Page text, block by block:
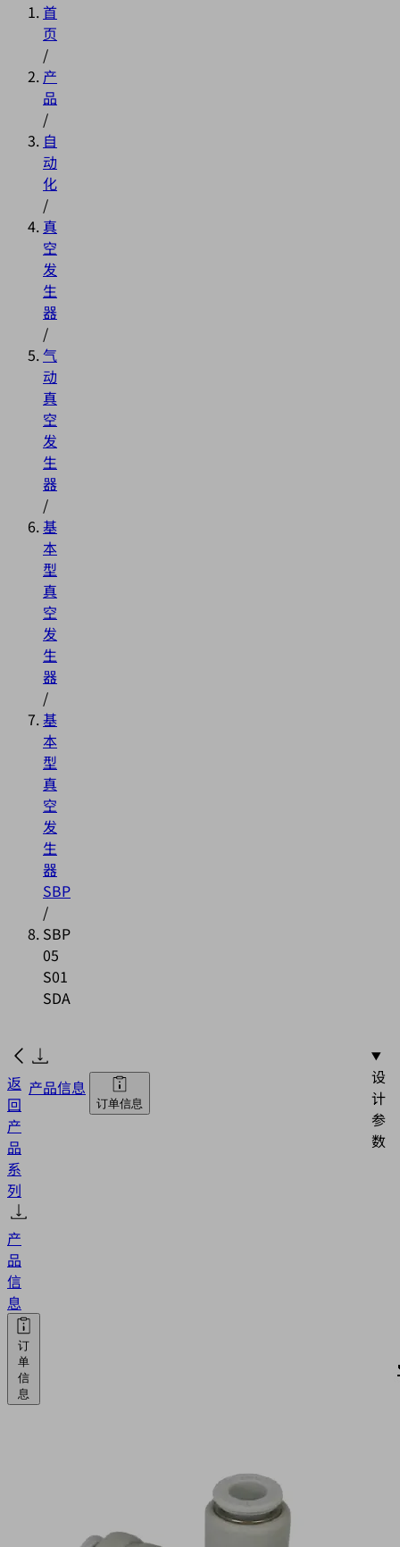
首
页
/
产
品
/
自
动
化
/
真
空
发
生
器
/
气
动
真
空
发
生
器
/
基
本
型
真
空
发
生
器
/
基
本
型
真
空
发
生
器
SBP
/
SBP
05
S01
SDA
返
回
产
品
系
列
产
品
信
息
订
单
信
息
产品信息
订单信息
设
计
参
数